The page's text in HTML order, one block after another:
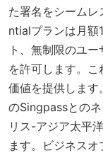
た署名をシーム
ntialプランは月額
ト、無制限のユ
を許可します。
価値を提供しま
のSingpassとの
リス-アジア太平
ます。ビジネス